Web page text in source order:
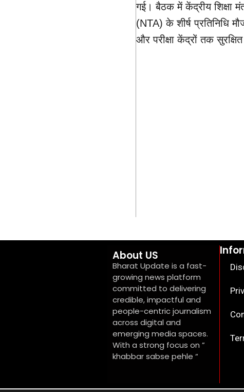
गई। बैठक में केंद्रीय शिक्षा
(NTA) के शीर्ष प्रतिनिधि
और परीक्षा केंद्रों तक
About US
Bharat Update is a fast-
growing news platform
committed to delivering
credible, impactful and
people-centric journalism
across digital and
emerging media spaces.
With a strong focus on ”
khabbar sabse pehle “